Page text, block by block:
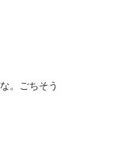
。ごちそう